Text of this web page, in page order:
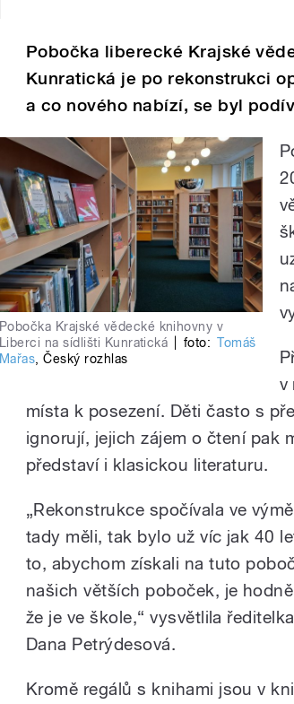
Pobočka liberecké Krajské
Kunratická je po rekonstrukci
a co nového nabízí, se byl
Pobočka Krajské vědecké knihovny v
Liberci na sídlišti Kunratická
foto: Tomáš
Mařas,Český rozhlas
v
místa k posezení. Děti často s
ignorují, jejich zájem o čtení pak
představí i klasickou literaturu.
„Rekonstrukce spočívala ve
tady měli, tak bylo už víc jak 40
to, abychom získali na tuto
našich větších poboček, je
že je ve škole,“ vysvětlila
Dana Petrýdesová.
Kromě regálů s knihami jsou v